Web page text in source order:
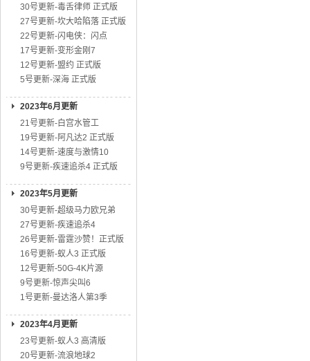
30号更新-毒舌律师 正式版
27号更新-坎大哈陷落 正式版
22号更新-闪电侠：闪点
17号更新-变形金刚7
12号更新-盟约 正式版
5号更新-深海 正式版
2023年6月更新
21号更新-白宫水管工
19号更新-阿凡达2 正式版
14号更新-速度与激情10
9号更新-疾速追杀4 正式版
2023年5月更新
30号更新-超级马力欧兄弟
27号更新-疾速追杀4
26号更新-雷霆沙赞！正式版
16号更新-蚁人3 正式版
12号更新-50G-4K片源
9号更新-惊声尖叫6
1号更新-曼达洛人第3季
2023年4月更新
23号更新-蚁人3 高清版
20号更新-流浪地球2